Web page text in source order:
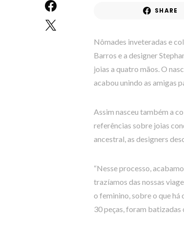
SHARE
Nômades inveteradas e
Barros e a designer
joias a quatro mãos. O
acabou unindo as amigas
Assim nasceu também a
referências sobre joias
ancestral, as designers
“Nesse processo,
trazíamos das nossas
o feminino, sobre o que há
30 peças, foram batizadas